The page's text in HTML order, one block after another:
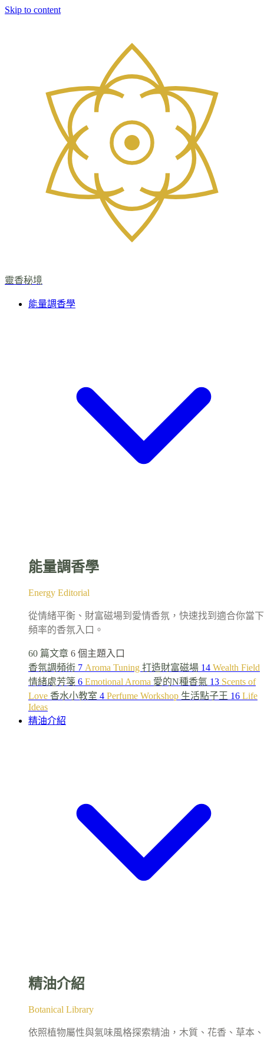
Skip to content
靈香秘境
能量調香學
能量調香學
Energy Editorial
從情緒平衡、財富磁場到愛情香氛，快速找到適合你當下
頻率的香氛入口。
60 篇文章 6 個主題入口
香氛調頻術 7 Aroma Tuning 打造財富磁場 14 Wealth Field
情緒處芳箋 6 Emotional Aroma 愛的N種香氣 13 Scents of
Love 香水小教室 4 Perfume Workshop 生活點子王 16 Life
Ideas
精油介紹
精油介紹
Botanical Library
依照植物屬性與氣味風格探索精油，木質、花香、草本、